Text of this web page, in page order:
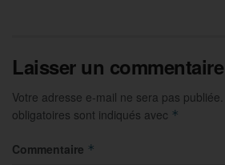
Laisser un commentaire
Votre adresse e-mail ne sera pas publiée.
obligatoires sont indiqués avec *
Commentaire *